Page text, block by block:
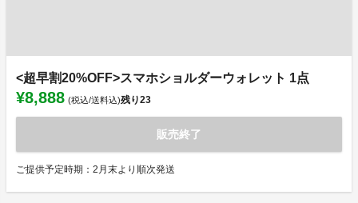
<超早割20%OFF>スマホショルダーウォレット 1点
¥8,888 (税込/送料込)残り23
販売終了
ご提供予定時期：2月末より順次発送